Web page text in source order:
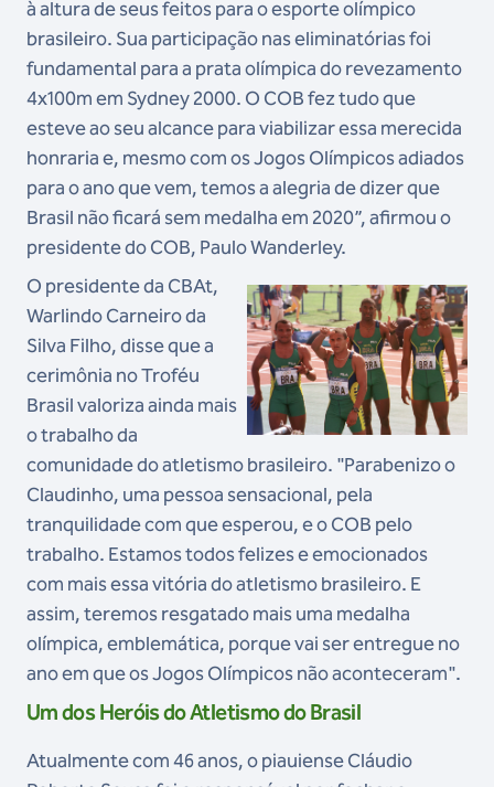
à altura de seus feitos para o esporte olímpico
brasileiro. Sua participação nas eliminatórias foi
fundamental para a prata olímpica do revezamento
4x100m em Sydney 2000. O COB fez tudo que
esteve ao seu alcance para viabilizar essa merecida
honraria e, mesmo com os Jogos Olímpicos adiados
para o ano que vem, temos a alegria de dizer que
Brasil não ficará sem medalha em 2020”, afirmou o
presidente do COB, Paulo Wanderley.
O presidente da CBAt,
Warlindo Carneiro da
Silva Filho, disse que a
cerimônia no Troféu
Brasil valoriza ainda mais
o trabalho da
comunidade do atletismo brasileiro. "Parabenizo o
Claudinho, uma pessoa sensacional, pela
tranquilidade com que esperou, e o COB pelo
trabalho. Estamos todos felizes e emocionados
com mais essa vitória do atletismo brasileiro. E
assim, teremos resgatado mais uma medalha
olímpica, emblemática, porque vai ser entregue no
ano em que os Jogos Olímpicos não aconteceram".
Um dos Heróis do Atletismo do Brasil
Atualmente com 46 anos, o piauiense Cláudio